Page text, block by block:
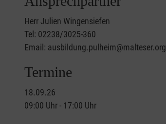
Herr Julien Wingensiefen
Tel: 02238/3025-360
Email: ausbildung.pulheim@malteser.org
Termine
18.09.26
09:00 Uhr - 17:00 Uhr